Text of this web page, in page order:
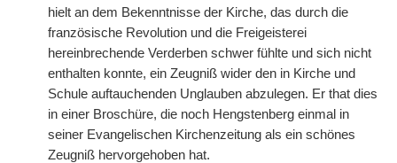
hielt an dem Bekenntnisse der Kirche, das durch die
französische Revolution und die Freigeisterei
hereinbrechende Verderben schwer fühlte und sich nicht
enthalten konnte, ein Zeugniß wider den in Kirche und
Schule auftauchenden Unglauben abzulegen. Er that dies
in einer Broschüre, die noch Hengstenberg einmal in
seiner Evangelischen Kirchenzeitung als ein schönes
Zeugniß hervorgehoben hat.